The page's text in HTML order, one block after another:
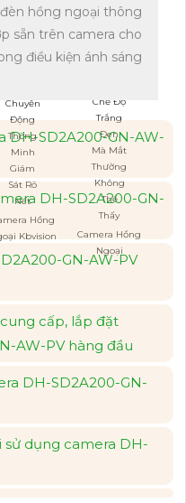
Hồng
Kbvision
Camera Hồng
Ngoại
hồng ngoại thông
sẵn trên camera cho
điều kiện ánh sáng
DH-SD2A200-GN-AW-
DH-SD2A200-GN-
GN-AW-PV
cấp, lắp đặt
AW-PV hàng đầu
DH-SD2A200-GN-
dụng camera DH-